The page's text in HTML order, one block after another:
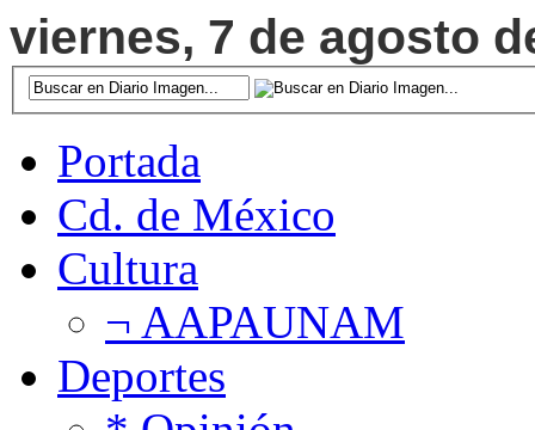
viernes, 7 de agosto
Portada
Cd. de México
Cultura
¬ AAPAUNAM
Deportes